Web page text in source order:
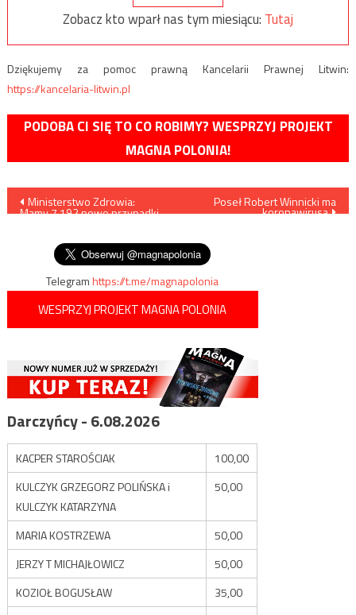
Zobacz kto wparł nas tym miesiącu: Tutaj
Dziękujemy za pomoc prawną Kancelarii Prawnej Litwin:
https://kancelaria-litwin.pl
PODOBA CI SIĘ TO CO ROBIMY? WESPRZYJ PROJEKT
MAGNA POLONIA!
Nawigacja
Ministerstwo Zdrowia:
Mamy 7.192 nowe przypadki
Poseł Robert Winnicki ma
koronawirusa
Telegramhttps://t.me/magnapolonia
WESPRZYJ PROJEKT MAGNA POLONIA
Darczyńcy - 6.08.2026
KACPER STAROŚCIAK
100,00
KULCZYK GRZEGORZ POLIŃSKA i
KULCZYK KATARZYNA
50,00
MARIA KOSTRZEWA
50,00
JERZY T MICHAJŁOWICZ
50,00
KOZIOŁ BOGUSŁAW
35,00